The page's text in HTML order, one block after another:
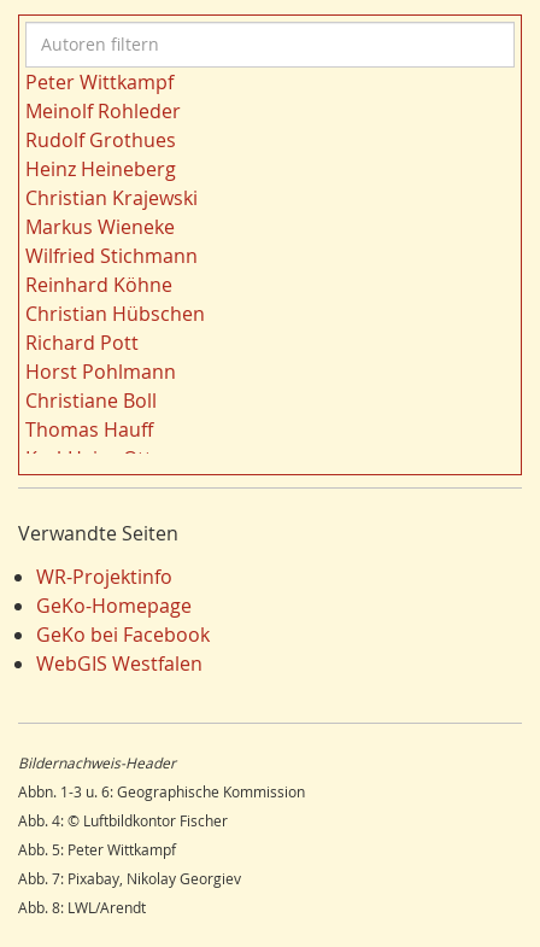
Kultur 22
Kulturlandschaft
Wohnen 21
Gewässer 21
Städtebau 20
Wahl 20
Ländliche Entwicklung
Ruhrgebiet 20
Migration/Wanderung
Strukturwandel
Landschaft 19
Siedlung/Siedlungsgeschichte
Demographischer Wandel
Geologie 19
Dortmund 18
Energie/Energiewirtschaft
Fauna 17
Klima/Klimawandel
Hydrogeologie
LEADER 15
Religion 15
Einzelhandel 15
Umweltverschmutzung
Ostwestfalen 14
Siegerland 13
Radfahren/Radverkehr
Unterwelten 12
Schule 12
u
t
o
r
e
n
f
i
l
t
e
r
n
Peter Wittkampf
Meinolf Rohleder
Rudolf Grothues
Heinz Heineberg
Christian Krajewski
Markus Wieneke
Wilfried Stichmann
Reinhard Köhne
Christian Hübschen
Richard Pott
Horst Pohlmann
Christiane Boll
Thomas Hauff
Karl-Heinz Otto
Carola Bischoff
Jürgen Lethmate
Rudolf Bergmann
Hans-Werner Wehling
Klaus Temlitz
Stefan Harnischmacher
Julius Werner
Kreft-Kettermann
Gerhard Henkel
Friedrich Schulte-Derne
Ann-Kathrin Kusch
Karl Heinz Maurmann
Stefan Prott
Verwandte Seiten
WR-Projektinfo
GeKo-Homepage
GeKo bei Facebook
WebGIS Westfalen
Bildernachweis-Header
Abbn. 1-3 u. 6: Geographische Kommission
Abb. 4: © Luftbildkontor Fischer
Abb. 5: Peter Wittkampf
Abb. 7: Pixabay, Nikolay Georgiev
Abb. 8: LWL/Arendt